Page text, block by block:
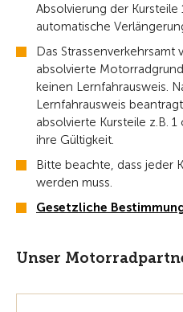
Absolvierung der Kursteile
automatische
Das
absolvierte
keinen Lernfahrausweis.
Lernfahrausweis
absolvierte Kursteile z.B.
ihre Gültigkeit.
Bitte beachte, dass jeder
werden muss.
Gesetzliche
Unser